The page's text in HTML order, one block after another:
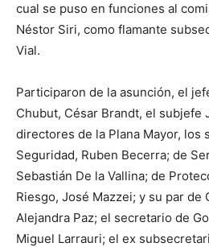
cual se puso en funciones al
Néstor Siri, como flamante
Vial.
Participaron de la asunción, el
Chubut, César Brandt, el subjefe
directores de la Plana Mayor, los
Seguridad, Ruben Becerra; de
Sebastián De la Vallina; de
Riesgo, José Mazzei; y su par de
Alejandra Paz; el secretario de
Miguel Larrauri; el ex